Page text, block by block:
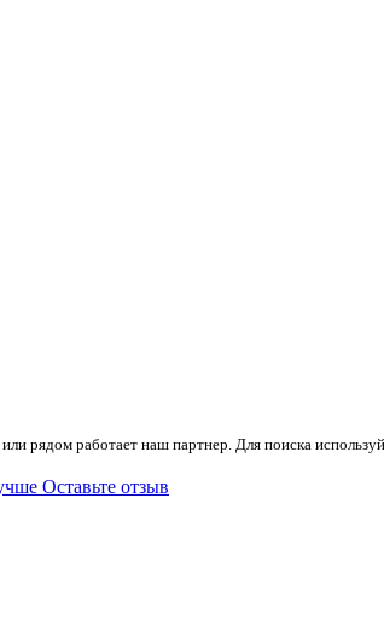
рядом работает наш партнер. Для поиска
Оставьте отзыв